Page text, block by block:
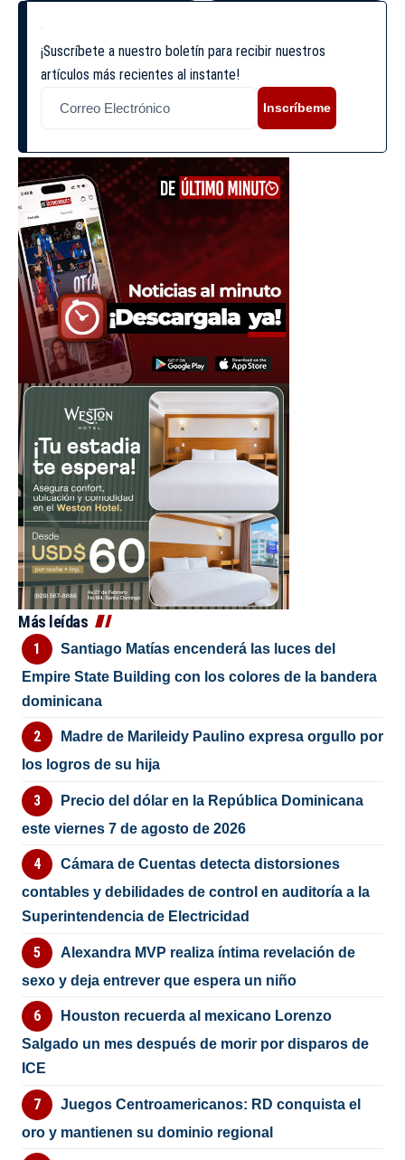
¡Suscríbete a nuestro boletín para recibir nuestros
artículos más recientes al instante!
Inscríbeme
Más leídas
Santiago Matías encenderá las luces del
Empire State Building con los colores de la bandera
dominicana
Madre de Marileidy Paulino expresa orgullo por
los logros de su hija
Precio del dólar en la República Dominicana
este viernes 7 de agosto de 2026
Cámara de Cuentas detecta distorsiones
contables y debilidades de control en auditoría a la
Superintendencia de Electricidad
Alexandra MVP realiza íntima revelación de
sexo y deja entrever que espera un niño
Houston recuerda al mexicano Lorenzo
Salgado un mes después de morir por disparos de
ICE
Juegos Centroamericanos: RD conquista el
oro y mantienen su dominio regional